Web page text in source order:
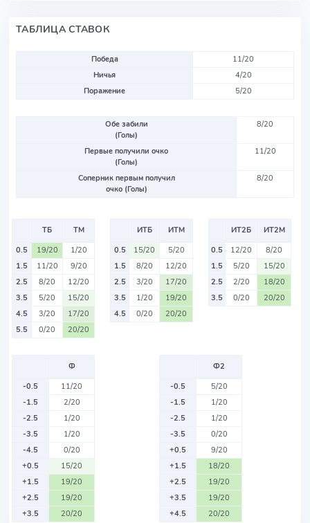
ТАБЛИЦА СТАВОК
Победа
11/20
Ничья
4/20
Поражение
5/20
Обе забили
(Голы)
8/20
Первые получили очко
(Голы)
11/20
Соперник первым получил
очко (Голы)
8/20
ТБ
ТМ
0.5
19/20
1/20
1.5
11/20
9/20
2.5
8/20
12/20
3.5
5/20
15/20
4.5
3/20
17/20
5.5
0/20 20/20
ИТБ
ИТМ
0.5
15/20
5/20
1.5
8/20
12/20
2.5
3/20
17/20
3.5
1/20
19/20
4.5
0/20 20/20
ИТ2Б
ИТ2М
0.5
12/20
8/20
1.5
5/20
15/20
2.5
2/20
18/20
3.5
0/20 20/20
Ф
-0.5
11/20
-1.5
2/20
-2.5
1/20
-3.5
1/20
-4.5
0/20
+0.5
15/20
+1.5
19/20
+2.5
19/20
+3.5
20/20
Ф2
-0.5
5/20
-1.5
1/20
-2.5
1/20
-3.5
0/20
+0.5
9/20
+1.5
18/20
+2.5
19/20
+3.5
19/20
+4.5
20/20